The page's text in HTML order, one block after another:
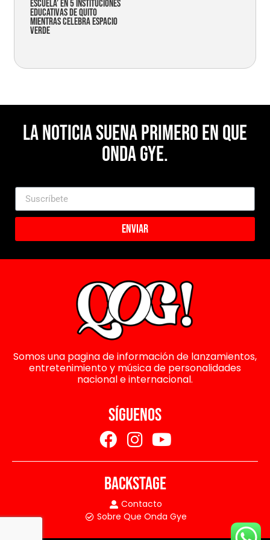
Escuela’ en 5 instituciones
educativas de Quito
mientras celebra espacio
verde
La noticia suena primero en Que
Onda Gye.
Enviar
Somos una pagina de información de lanzamientos,
entretenimiento y música de personalidades
nacional e internacional.
SÍGUENOS
BACKSTAGE
Contacto
Sobre Que Onda Gye